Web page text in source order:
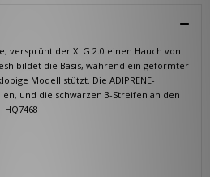
versprüht der XLG 2.0 einen Hauch von
bildet die Basis, während ein geformter
Modell stützt. Die ADIPRENE-
und die schwarzen 3-Streifen an den